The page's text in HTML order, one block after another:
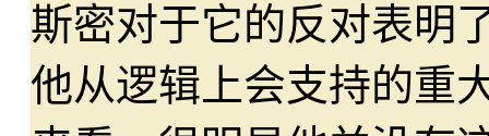
斯密对于它的反对表明
他从逻辑上会支持的重